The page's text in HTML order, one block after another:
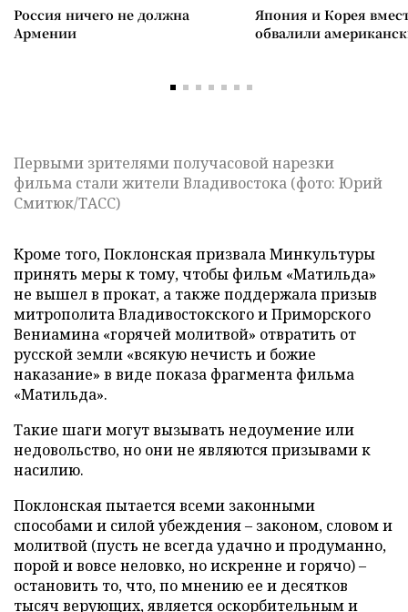
Россия ничего не должна
Армении
Япония и Корея
обвалили
Первыми зрителями получасовой нарезки
фильма стали жители Владивостока (фото: Юрий
Смитюк/ТАСС)
Кроме того, Поклонская призвала Минкультуры
принять меры к тому, чтобы фильм «Матильда»
не вышел в прокат, а также поддержала призыв
митрополита Владивостокского и Приморского
Вениамина «горячей молитвой» отвратить от
русской земли «всякую нечисть и божие
наказание» в виде показа фрагмента фильма
«Матильда».
Такие шаги могут вызывать недоумение или
недовольство, но они не являются призывами к
насилию.
Поклонская пытается всеми законными
способами и силой убеждения – законом, словом и
молитвой (пусть не всегда удачно и продуманно,
порой и вовсе неловко, но искренне и горячо) –
остановить то, что, по мнению ее и десятков
тысяч верующих, является оскорбительным и